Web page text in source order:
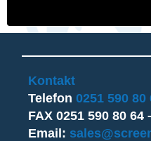
Kontakt
Telefon 0251 590 80
FAX 0251 590 80 64
Email: